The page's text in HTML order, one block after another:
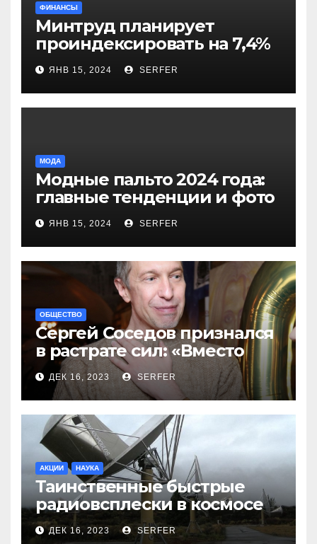
ФИНАНСЫ
Минтруд планирует
проиндексировать на 7,4%
более 40 выплат и
компенсаций
ЯНВ 15, 2024 SERFER
МОДА
Модные пальто 2024 года:
главные тенденции и фото
новинок
ЯНВ 15, 2024 SERFER
ОБЩЕСТВО
Сергей Соседов признался
в растрате сил: «Вместо
меня взяли Пригожина»
ДЕК 16, 2023 SERFER
АКЦИИ НАУКА
Таинственные быстрые
радиовсплески в космосе
сделались все более
странными
ДЕК 16, 2023 SERFER